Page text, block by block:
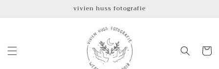
Inhalt
vivien huss fotografie